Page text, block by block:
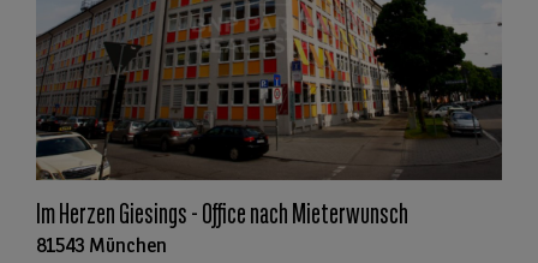
Im Herzen Giesings - Office nach Mieterwunsch
81543 München